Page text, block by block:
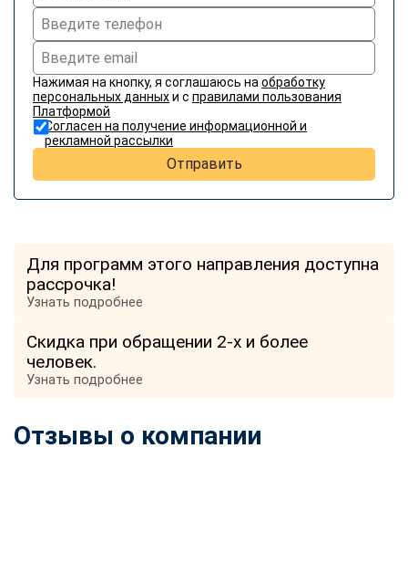
Нажимая на кнопку, я соглашаюсь на обработку
персональных данныхи с правилами пользования
Платформой
Согласен на получение информационной и
рекламной рассылки
Отправить
Для программ этого направления доступна
рассрочка!
Узнать подробнее
Скидка при обращении 2-х и более
человек.
Узнать подробнее
Отзывы о компании